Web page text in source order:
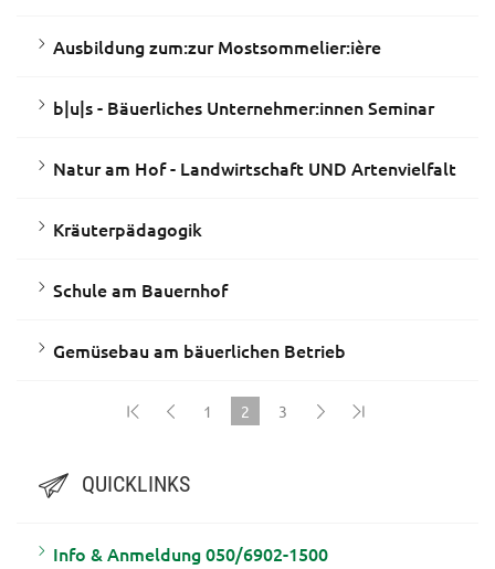
Ausbildung zum:zur Mostsommelier:ière
b|u|s - Bäuerliches Unternehmer:innen Seminar
Natur am Hof - Landwirtschaft UND Artenvielfalt
Kräuterpädagogik
Schule am Bauernhof
Gemüsebau am bäuerlichen Betrieb
1
2
3
QUICKLINKS
Info & Anmeldung 050/6902-1500